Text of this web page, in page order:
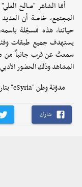
أمّا الشاعر "صالح
المجتمع، خاصة أن
حياتنا، هذه مُسجّلة
يستهدف جميع طبقات
سمعتُ عن قرب جانباً من
المشاهد وذلك الحضور
مدوّنة وطن "eSyria" بتاريخ 28 كانون الثاني 2025 أجرت اللقاءات السابقة.
شارك